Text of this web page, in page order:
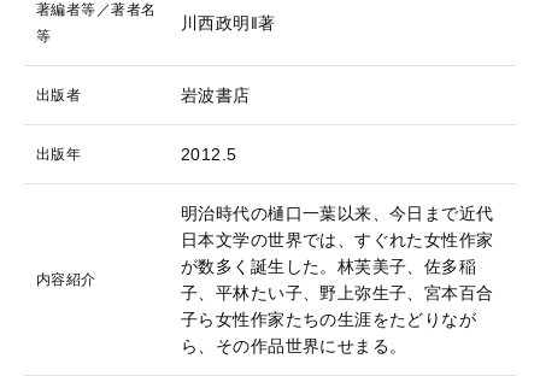
著編者等／著者名
等
川西政明‖著
出版者 岩波書店
出版年 2012.5
内容紹介
明治時代の樋口一葉以来、今日まで近代
日本文学の世界では、すぐれた女性作家
が数多く誕生した。林芙美子、佐多稲
子、平林たい子、野上弥生子、宮本百合
子ら女性作家たちの生涯をたどりなが
ら、その作品世界にせまる。